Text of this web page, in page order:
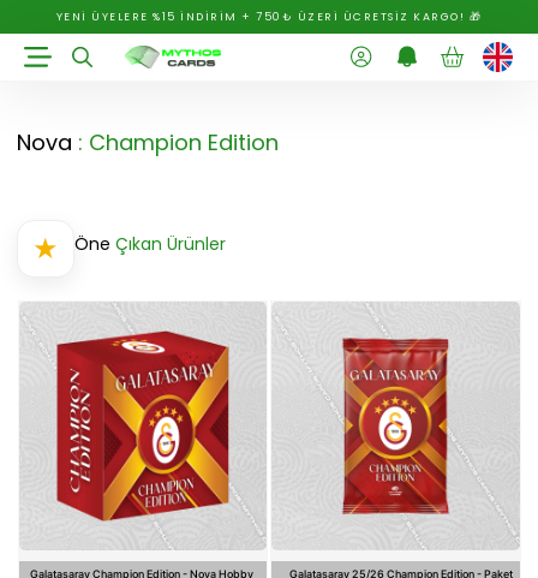
YENİ ÜYELERE %15 İNDİRİM + 750₺ ÜZERİ ÜCRETSİZ KARGO! 🎁
Nova : Champion Edition
★ Öne Çıkan Ürünler
Galatasaray Champion Edition - Nova Hobby
Galatasaray 25/26 Champion Edition - Paket